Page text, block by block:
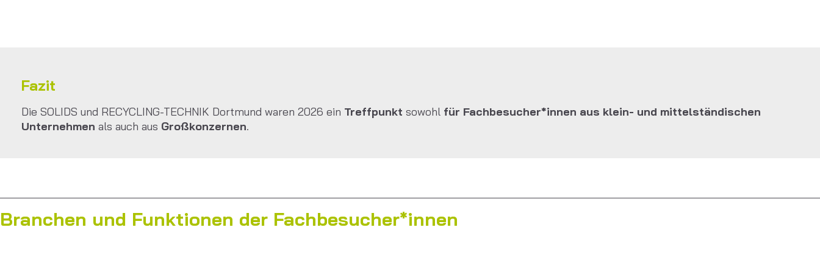
Fazit
Die SOLIDS und RECYCLING-TECHNIK Dortmund waren 2026 ein Treffpunkt sowohl für Fachbesucher*innen aus klein- und mittelständischen
Unternehmen als auch aus Großkonzernen.
Branchen und Funktionen der Fachbesucher*innen